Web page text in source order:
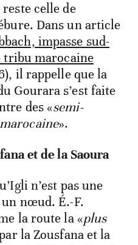
celle de
Dans un article
impasse sud-
tribu marocaine
il rappelle que la
Gourara s’est faite
des «semi-
».
et de la Saoura
n’est pas une
un nœud. É.-F.
la route la «plus
la Zousfana et la